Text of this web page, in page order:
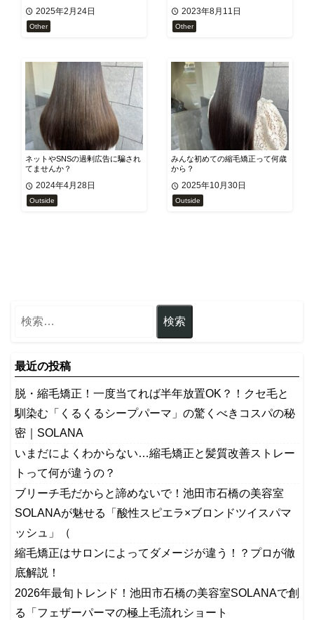
2025年2月24日
Other
2023年8月11日
Other
ネットやSNSの過剰広告に騙され
てませんか？
2024年4月28日
Outside
みんな初めての縮毛矯正って何歳
から？
2025年10月30日
Outside
最近の投稿
脱・縮毛矯正！一度当てれば半年放置OK？！クセ毛と
馴染む「くるくるシープパーマ」の驚くべきコスパの秘
密｜SOLANA
いまだによくわからない…縮毛矯正と髪質改善ストレー
トって何が違うの？
ブリーチ毛だからと諦めないで！池田市石橋の美容室
SOLANAが魅せる「酸性スピエラ×ブロンドツイスパマ
ッシュ」（
縮毛矯正はサロンによってダメージが違う！？プロが徹
底解説！
2026年最旬トレンド！池田市石橋の美容室SOLANAで創
る「フェザーパーマの極上毛流れショート